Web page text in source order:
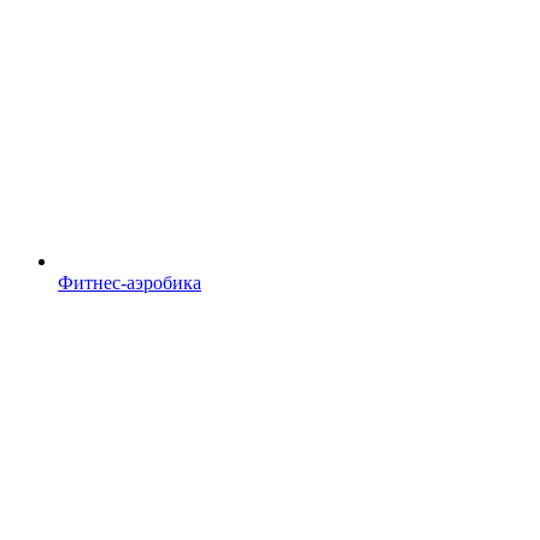
Фитнес-аэробика